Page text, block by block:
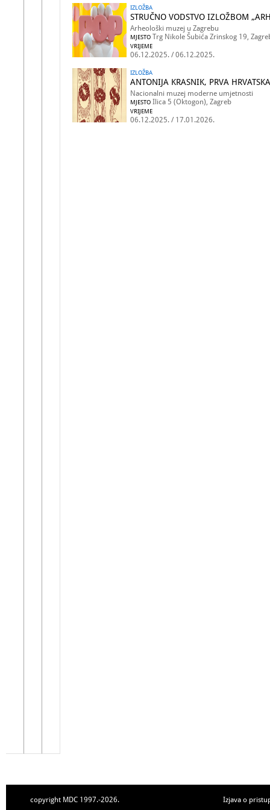
IZLOŽBA
STRUČNO VODSTVO IZLOŽBOM
Arheološki muzej u Zagrebu
MJESTO Trg Nikole Šubića Zrinskog 19,
VRIJEME
06.12.2025. / 06.12.2025.
IZLOŽBA
ANTONIJA KRASNIK, PRVA
Nacionalni muzej moderne umjetnosti
MJESTO Ilica 5 (Oktogon), Zagreb
VRIJEME
06.12.2025. / 17.01.2026.
copyright MDC 1997.-2026. Izjava o